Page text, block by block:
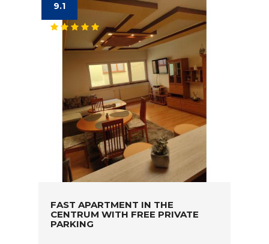
9.1
FAST APARTMENT IN THE
CENTRUM WITH FREE PRIVATE
PARKING